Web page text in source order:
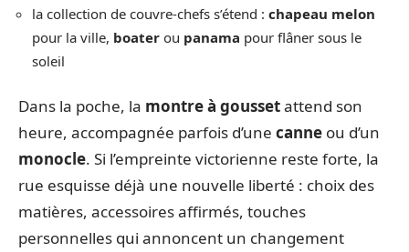
la collection de couvre-chefs s’étend : chapeau melon
pour la ville, boater ou panama pour flâner sous le
soleil
Dans la poche, la montre à goussetattend son
heure, accompagnée parfois d’une canne ou d’un
monocle. Si l’empreinte victorienne reste forte, la
rue esquisse déjà une nouvelle liberté : choix des
matières, accessoires affirmés, touches
personnelles qui annoncent un changement